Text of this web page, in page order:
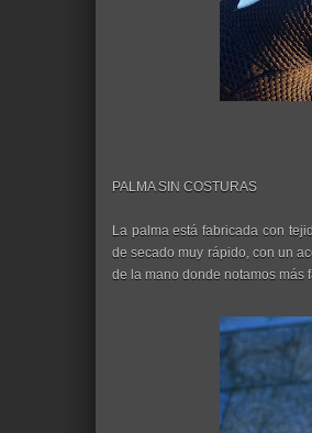
PALMA SIN COSTURAS
La palma está fabricada con
de secado muy rápido, con un
de la mano donde notamos más